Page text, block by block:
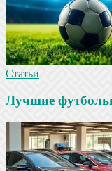
Статьи
Лучшие